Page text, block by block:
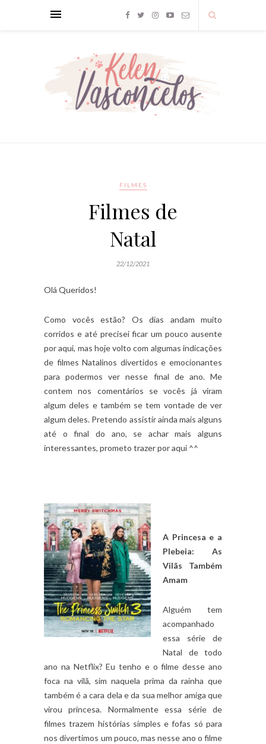
FILMES
Filmes de
Natal
22/12/2021
Olá Queridos!
Como vocês estão? Os dias andam muito
corridos e até precisei ficar um pouco ausente
por aqui, mas hoje volto com algumas indicações
de filmes Natalinos divertidos e emocionantes
para podermos ver nesse final de ano. Me
contem nos comentários se vocês já viram
algum deles e também se tem vontade de ver
algum deles. Pretendo assistir ainda mais alguns
até o final do ano, se achar mais alguns
interessantes, prometo trazer por aqui ^^
A Princesa e a
Plebeia: As
Vilãs Também
Amam
Alguém tem
acompanhado
essa série de
Natal de todo
ano na Netflix? Eu tenho e o filme desse ano
foca na vilã, sim naquela prima da rainha que
também é a cara dela e da sua melhor amiga que
virou princesa. Normalmente essa série de
filmes trazem histórias simples e fofas só para
nos divertimos um pouco, mas nesse ano o filme